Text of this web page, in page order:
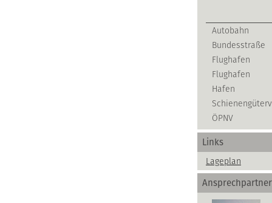
Autobahn
Bundesstraße
Flughafen
Flughafen
Hafen
ÖPNV
Links
Lageplan
Ansprechpartner